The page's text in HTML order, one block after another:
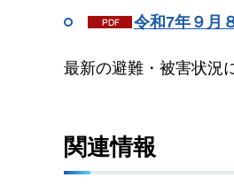
令和7年９月
最新の避難・被害状況
関連情報